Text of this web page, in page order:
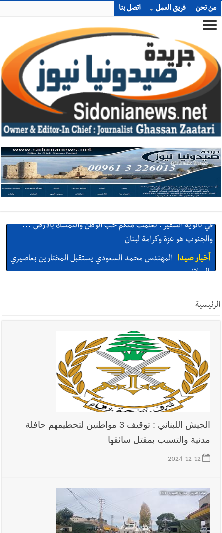
من نحن فريق العمل اتصل بنا
أخبار صيدا
المهندس محمد السعودي يستقبل المختارين بعاصيري
august ...مطلوب موظفة للعمل في الأكاديمية الدولية لبناء
القدرات -صيدا
أخبار صيدا
بلدية صيدا ومؤسسة الحريري تعقدان الاجتماع
التشاوري الأول للمرصد الحضري
أخبار لبنان
خرق إسرائيلي في زوطر الغربية وساتر ترابي قبالة آخر
نقطة للجيش اللبناني
أخبار لبنان خلفيات توقيف السفير الفلسطيني السابق أشرف دبور:
تداخل السياسة بالقضاء ولبنان قد يسلّمه إلى السلطة
الرئيسية
الجيش اللبناني : توقيف 3 مواطنين لتحطيمهم حافلة
مدنية والتسبب بمقتل سائقها
2024-12-12